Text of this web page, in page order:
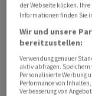
der Webseite klicken.
Informationen finden Sie
Wir und unsere
bereitzustellen:
Verwendung genauer
aktiv abfragen.
Personalisierte Werbung
Performance von
Verbesserung von